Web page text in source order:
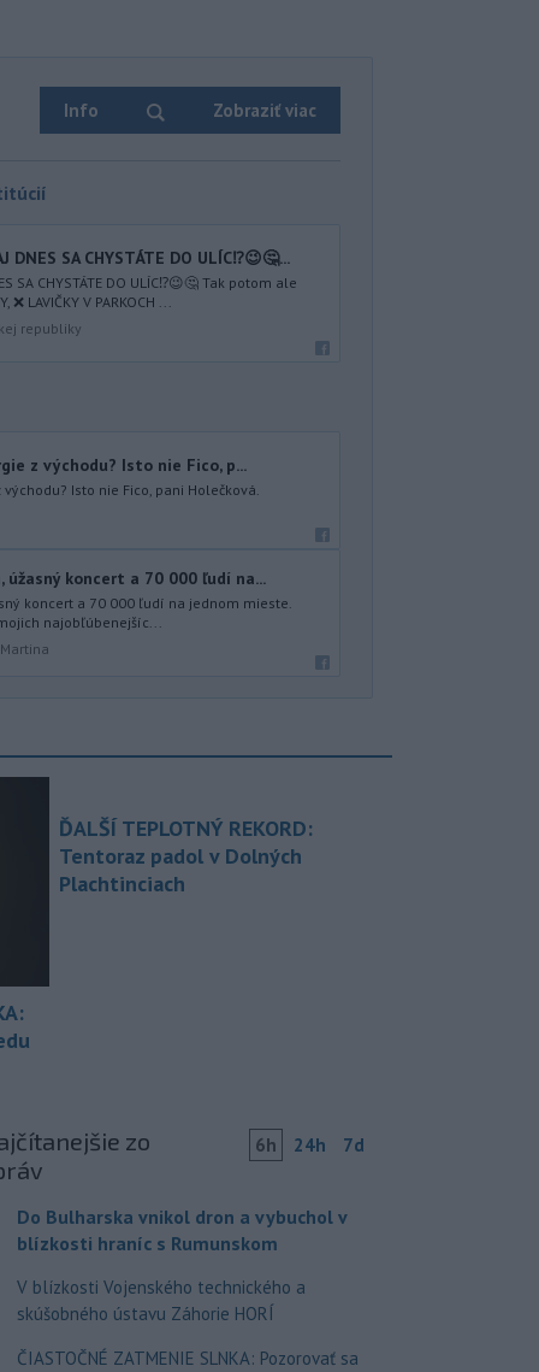
Info Zobraziť viac
DNES SA CHYSTÁTE DO ULÍC⁉️😉🤔...
SA CHYSTÁTE DO ULÍC⁉️😉🤔 Tak potom ale
❌ LAVIČKY V PARKOCH ...
republiky
z východu? Isto nie Fico, p...
Isto nie Fico, pani Holečková.
koncert a 70 000 ľudí na...
koncert a 70 000 ľudí na jednom mieste.
najobľúbenejšíc...
ĎALŠÍ TEPLOTNÝ REKORD:
Tentoraz padol v Dolných
Plachtinciach
zo
6h 24h 7d
Do Bulharska vnikol dron a vybuchol v
blízkosti hraníc s Rumunskom
V blízkosti Vojenského technického a
skúšobného ústavu Záhorie HORÍ
ČIASTOČNÉ ZATMENIE SLNKA: Pozorovať sa